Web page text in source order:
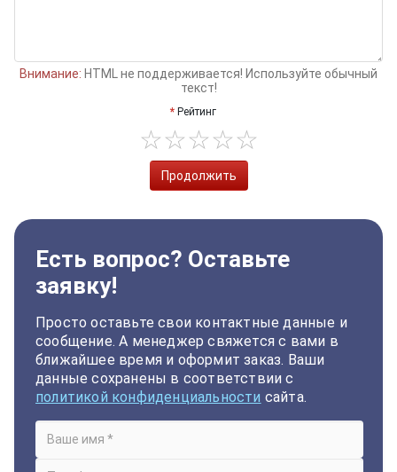
Внимание: HTML не поддерживается! Используйте обычный
текст!
Рейтинг
Продолжить
Есть вопрос? Оставьте
заявку!
Просто оставьте свои контактные данные и
сообщение. А менеджер свяжется с вами в
ближайшее время и оформит заказ. Ваши
данные сохранены в соответствии с
политикой конфиденциальности сайта.